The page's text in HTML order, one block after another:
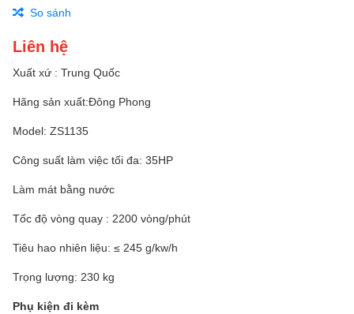
So sánh
Liên hệ
Xuất xứ : Trung Quốc
Hãng sản xuất:Đông Phong
Model: ZS1135
Công suất làm việc tối đa: 35HP
Làm mát bằng nước
Tốc độ vòng quay : 2200 vòng/phút
Tiêu hao nhiên liệu: ≤ 245 g/kw/h
Trọng lượng: 230 kg
Phụ kiện đi kèm